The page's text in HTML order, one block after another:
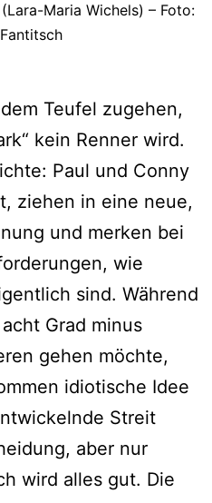
Maria Wichels) – Foto:
Teufel zugehen,
kein Renner wird.
Paul und Conny
ziehen in eine neue,
und merken bei
wie
sind. Während
Grad minus
gehen möchte,
idiotische Idee
Streit
aber nur
wird alles gut. Die